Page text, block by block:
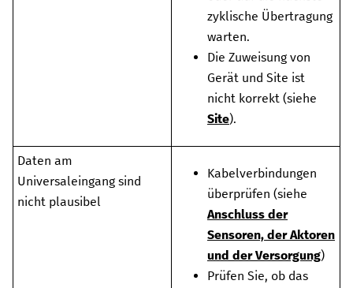
zyklische Übertragung
warten.
Die Zuweisung von
Gerät und Site ist
nicht korrekt (siehe
Site).
Daten am
Universaleingang sind
nicht plausibel
Kabelverbindungen
überprüfen (siehe
Anschluss der
Sensoren, der Aktoren
und der Versorgung)
Prüfen Sie, ob das